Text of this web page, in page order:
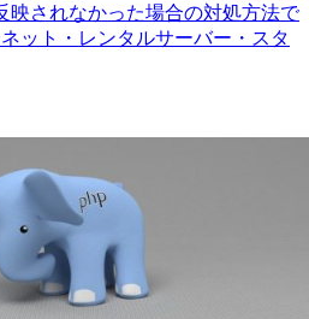
映されなかった場合の対処方法で
ット・レンタルサーバー・スタ